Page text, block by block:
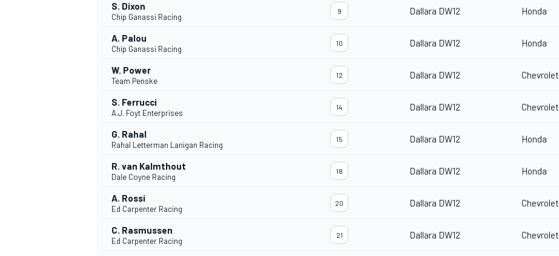
FÓRMULA E
S. Dixon
Chip Ganassi Racing
9 Dallara DW12 Honda
A. Palou
Chip Ganassi Racing
10 Dallara DW12 Honda
W. Power
Team Penske
12 Dallara DW12 Chevrolet
S. Ferrucci
A.J. Foyt Enterprises
14 Dallara DW12 Chevrolet
G. Rahal
Rahal Letterman Lanigan Racing
15 Dallara DW12 Honda
R. van Kalmthout
Dale Coyne Racing
18 Dallara DW12 Honda
A. Rossi
Ed Carpenter Racing
20 Dallara DW12 Chevrolet
C. Rasmussen
Ed Carpenter Racing
21 Dallara DW12 Chevrolet